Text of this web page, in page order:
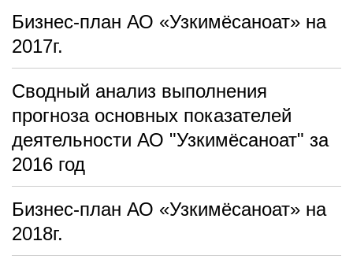
Бизнес-план АО «Узкимёсаноат» на
2017г.
Сводный анализ выполнения
прогноза основных показателей
деятельности АО "Узкимёсаноат" за
2016 год
Бизнес-план АО «Узкимёсаноат» на
2018г.